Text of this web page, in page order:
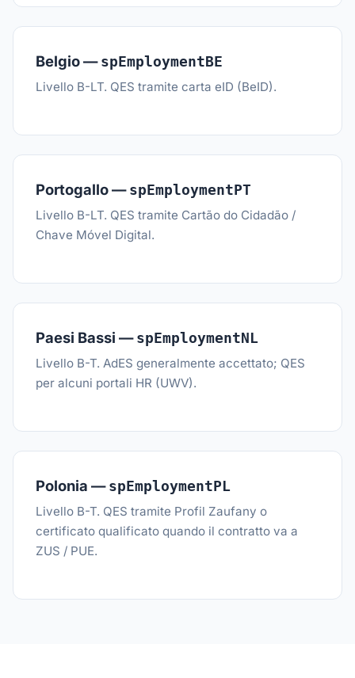
Belgio —spEmploymentBE
Livello B-LT. QES tramite carta eID (BeID).
Portogallo —spEmploymentPT
Livello B-LT. QES tramite Cartão do Cidadão /
Chave Móvel Digital.
Paesi Bassi —spEmploymentNL
Livello B-T. AdES generalmente accettato; QES
per alcuni portali HR (UWV).
Polonia —spEmploymentPL
Livello B-T. QES tramite Profil Zaufany o
certificato qualificato quando il contratto va a
ZUS / PUE.